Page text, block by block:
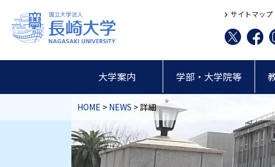
サイトマップ
大学案内 学部・大学院等
HOME > NEWS > 詳細